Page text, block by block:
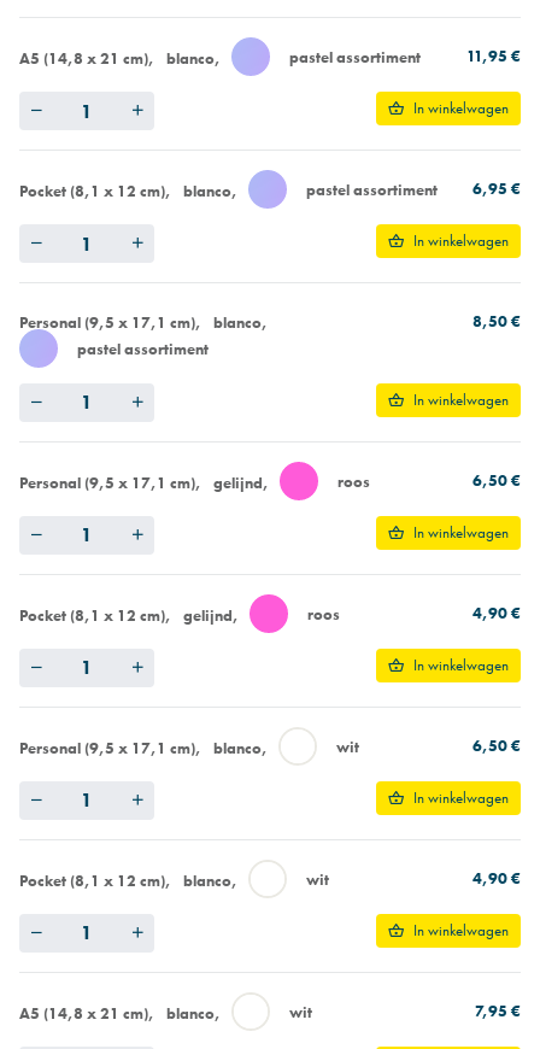
A5 (14,8 x 21 cm) blanco pastel assortiment 11,95 €
In winkelwagen
Pocket (8,1 x 12 cm) blanco pastel assortiment 6,95 €
In winkelwagen
Personal (9,5 x 17,1 cm)
blanco
pastel assortiment
8,50 €
In winkelwagen
Personal (9,5 x 17,1 cm) gelijnd roos 6,50 €
In winkelwagen
Pocket (8,1 x 12 cm) gelijnd roos 4,90 €
In winkelwagen
Personal (9,5 x 17,1 cm) blanco wit 6,50 €
In winkelwagen
Pocket (8,1 x 12 cm) blanco wit 4,90 €
In winkelwagen
A5 (14,8 x 21 cm) blanco wit 7,95 €